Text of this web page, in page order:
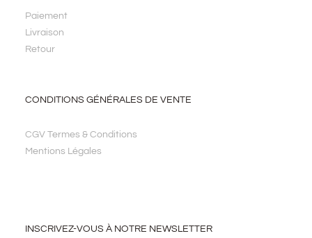
Paiement
Livraison
Retour
CONDITIONS GÉNÉRALES DE VENTE
CGV Termes & Conditions
Mentions Légales
INSCRIVEZ-VOUS À NOTRE NEWSLETTER